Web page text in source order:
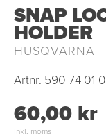
SNAP
HOLDER
HUSQVARNA
Artnr. 590 74 01-
60,00 kr
Inkl. moms